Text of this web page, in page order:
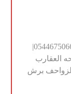
شركة مكافحة العقارب في الفجيرة |0544675066|
العقارب
برش